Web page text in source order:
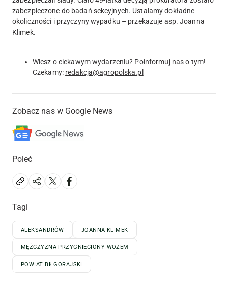
zabezpieczone do badań sekcyjnych. Ustalamy dokładne
okoliczności i przyczyny wypadku – przekazuje asp. Joanna
Klimek.
Wiesz o ciekawym wydarzeniu? Poinformuj nas o tym!
Czekamy: redakcja@agropolska.pl
Zobacz nas w Google News
Poleć
Tagi
ALEKSANDRÓW JOANNA KLIMEK
MĘŻCZYZNA PRZYGNIECIONY WOZEM
POWIAT BIŁGORAJSKI